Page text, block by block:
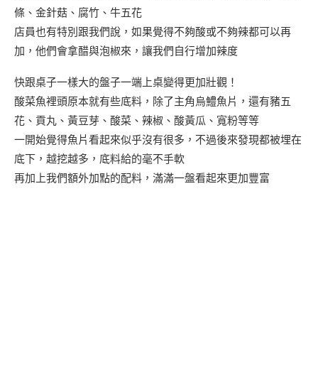
條、金針菇、腐竹、牛五花
店員也有特別跟我們說，如果覺得不夠酸或不夠辣都可以再
加，他們會拿醋與泡椒來，讓我們自行增加辣度
快跟桌子一樣大的盤子一端上桌變得更加壯觀！
酸菜魚裡頭原本就有些底料，除了主角烏鱧魚片，還有豬五
花、貢丸、黃豆芽、酸菜、辣椒、酸黃瓜、寬粉等等
一開始覺得魚片看起來似乎沒有很多，不過後來發現都被埋在
底下，越挖越多，底料給的毫不手軟
再加上我們額外加點的配料，滿滿一盤看起來更加豐富